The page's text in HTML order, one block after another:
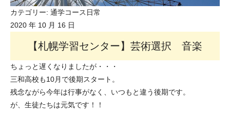
カテゴリー: 通学コース日常
2020 年 10 月 16 日
【札幌学習センター】芸術選択 音楽
ちょっと遅くなりましたが・・・
三和高校も10月で後期スタート。
残念ながら今年は行事がなく、いつもと違う後期です。
が、生徒たちは元気です！！